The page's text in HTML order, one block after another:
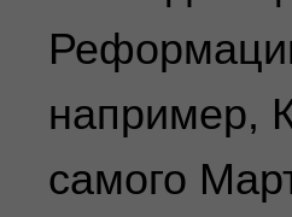
например,
самого